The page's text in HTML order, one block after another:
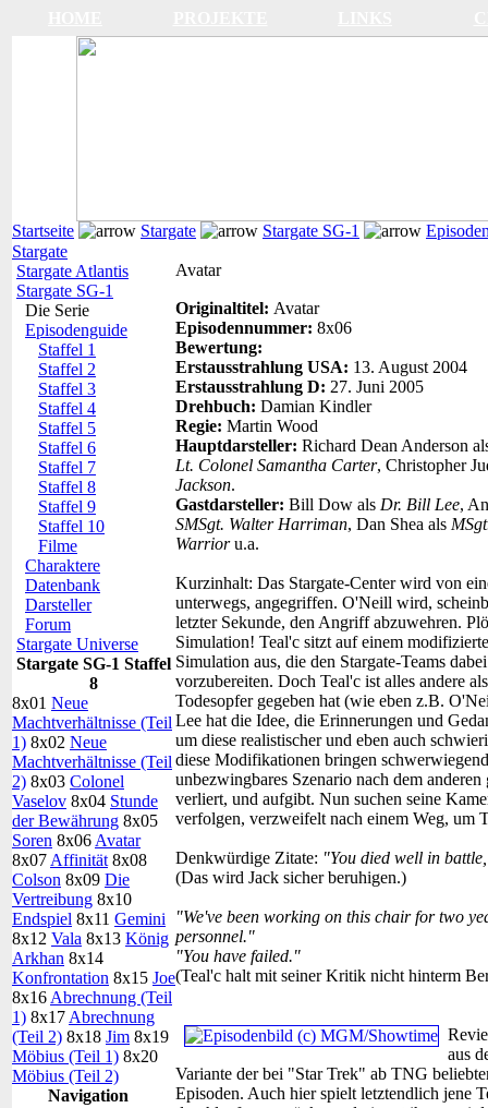
Startseite Stargate Stargate SG-1
Stargate
Stargate Atlantis
Stargate SG-1
Die Serie
Episodenguide
Staffel 1
Staffel 2
Staffel 3
Staffel 4
Staffel 5
Staffel 6
Staffel 7
Staffel 8
Staffel 9
Staffel 10
Filme
Charaktere
Datenbank
Darsteller
Forum
Stargate Universe
Stargate SG-1 Staffel
8
8x01 Neue
Machtverhältnisse (Teil
1) 8x02 Neue
Machtverhältnisse (Teil
2) 8x03 Colonel
Vaselov 8x04 Stunde
der Bewährung 8x05
Soren 8x06 Avatar
8x07 Affinität 8x08
Colson 8x09 Die
Vertreibung 8x10
Endspiel 8x11 Gemini
8x12 Vala 8x13 König
Arkhan 8x14
Konfrontation 8x15 Joe
8x16 Abrechnung (Teil
1) 8x17 Abrechnung
(Teil 2) 8x18 Jim 8x19
Möbius (Teil 1) 8x20
Möbius (Teil 2)
Navigation
Avatar
Originaltitel: Avatar
Episodennummer: 8x06
Bewertung:
Erstausstrahlung USA: 13. August 2004
Erstausstrahlung D: 27. Juni 2005
Drehbuch: Damian Kindler
Regie: Martin Wood
Hauptdarsteller: Richard Dean Anderson
Lt. Colonel Samantha Carter, Christopher
Jackson.
Gastdarsteller: Bill Dow als Dr. Bill Lee,
SMSgt. Walter Harriman, Dan Shea als
Warrioru.a.
Kurzinhalt: Das Stargate-Center wird von
unterwegs, angegriffen. O'Neill wird,
letzter Sekunde, den Angriff abzuwehren.
Simulation! Teal'c sitzt auf einem
Simulation aus, die den Stargate-Teams
vorzubereiten. Doch Teal'c ist alles andere
Todesopfer gegeben hat (wie eben z.B.
Lee hat die Idee, die Erinnerungen und
um diese realistischer und eben auch
diese Modifikationen bringen
unbezwingbares Szenario nach dem
verliert, und aufgibt. Nun suchen seine
verfolgen, verzweifelt nach einem Weg, um
Denkwürdige Zitate: "You died well in
(Das wird Jack sicher beruhigen.)
"We've been working on this chair for two
personnel."
"You have failed."
(Teal'c halt mit seiner Kritik nicht hinterm
aus
Variante der bei "Star Trek" ab TNG
Episoden. Auch hier spielt letztendlich jene